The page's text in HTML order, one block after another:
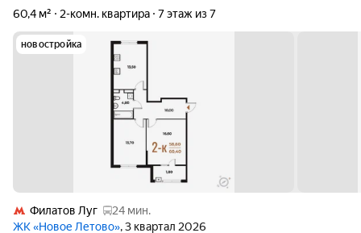
60,4 м²
2-комн. квартира 7 этаж из 7
новостройка
Филатов Луг
24 мин.
ЖК «Новое Летово», 3 квартал 2026